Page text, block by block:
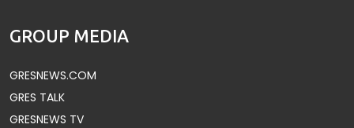
GROUP MEDIA
GRESNEWS.COM
GRES TALK
GRESNEWS TV